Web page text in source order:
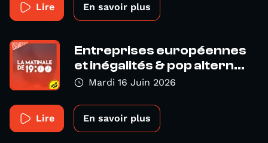
Lire En savoir plus
Entreprises européennes
et inégalités & pop altern...
Mardi 16 Juin 2026
Lire En savoir plus